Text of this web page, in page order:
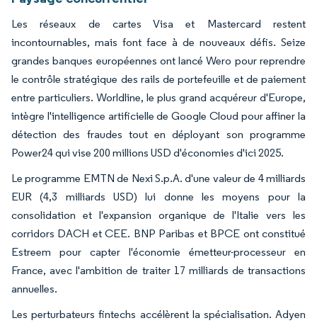
Les réseaux de cartes Visa et Mastercard restent
incontournables, mais font face à de nouveaux défis. Seize
grandes banques européennes ont lancé Wero pour reprendre
le contrôle stratégique des rails de portefeuille et de paiement
entre particuliers. Worldline, le plus grand acquéreur d'Europe,
intègre l'intelligence artificielle de Google Cloud pour affiner la
détection des fraudes tout en déployant son programme
Power24 qui vise 200 millions USD d'économies d'ici 2025.
Le programme EMTN de Nexi S.p.A. d'une valeur de 4 milliards
EUR (4,3 milliards USD) lui donne les moyens pour la
consolidation et l'expansion organique de l'Italie vers les
corridors DACH et CEE. BNP Paribas et BPCE ont constitué
Estreem pour capter l'économie émetteur-processeur en
France, avec l'ambition de traiter 17 milliards de transactions
annuelles.
Les perturbateurs fintechs accélèrent la spécialisation. Adyen